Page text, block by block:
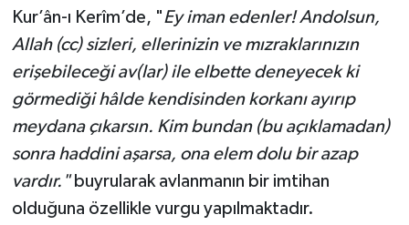
Kur’ân-ı Kerîm’de, "Ey iman edenler! Andolsun,
Allah (cc) sizleri, ellerinizin ve mızraklarınızın
erişebileceği av(lar) ile elbette deneyecek ki
görmediği hâlde kendisinden korkanı ayırıp
meydana çıkarsın. Kim bundan (bu açıklamadan)
sonra haddini aşarsa, ona elem dolu bir azap
vardır."buyrularak avlanmanın bir imtihan
olduğuna özellikle vurgu yapılmaktadır.